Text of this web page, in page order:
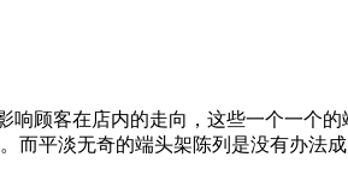
顾客在店内的走向，这些一个一个
而平淡无奇的端头架陈列是没有办法